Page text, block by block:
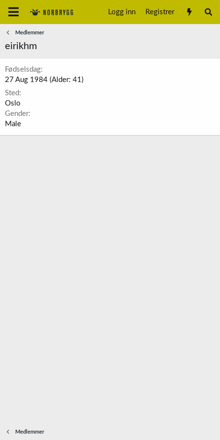
Logg inn Registrer
Medlemmer
eirikhm
Fødselsdag
27 Aug 1984 (Alder: 41)
Sted
Oslo
Gender
Male
Medlemmer